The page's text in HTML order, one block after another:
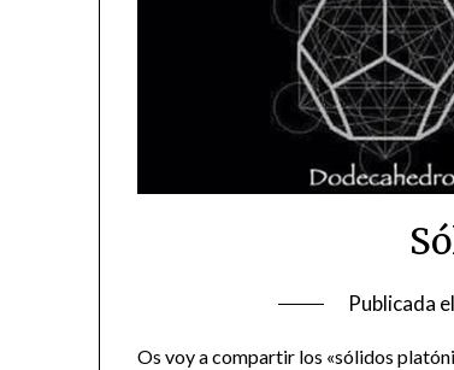
Publicada el
Os voy a compartir los «sólidos